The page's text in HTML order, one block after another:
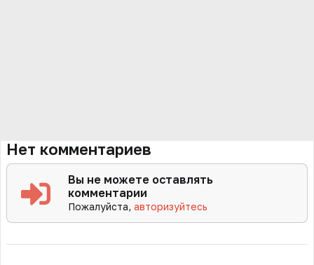
Нет комментариев
Вы не можете оставлять
комментарии
Пожалуйста,авторизуйтесь